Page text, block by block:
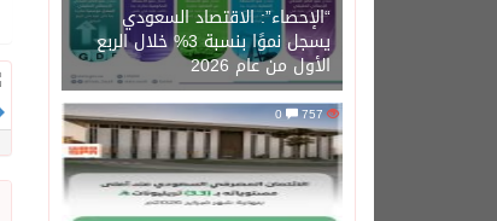
“الإحصاء”: الاقتصاد السعودي
يسجل نموًا بنسبة 3% خلال الربع
الأول من عام 2026
757
0